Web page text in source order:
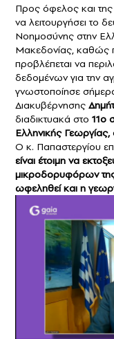
Προς όφελος και
να λειτουργήσει το
Νοημοσύνης στην
Μακεδονίας, καθώς
προβλέπεται να
δεδομένων για την
γνωστοποίησε
Διακυβέρνησης
διαδικτυακά στο 11ο
Ελληνικής Γεωργίας,
Ο κ. Παπαστεργίου
είναι έτοιμη να
μικροδορυφόρων
ωφεληθεί και η